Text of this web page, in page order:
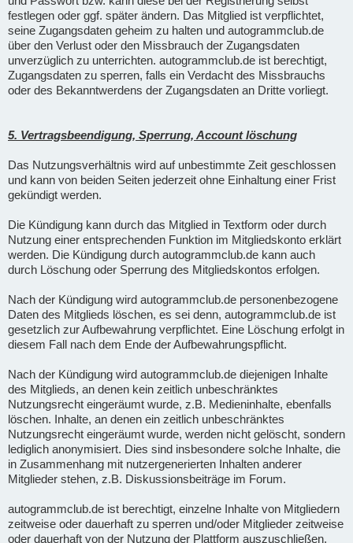
festlegen oder ggf. später ändern. Das Mitglied ist verpflichtet,
seine Zugangsdaten geheim zu halten und autogrammclub.de
über den Verlust oder den Missbrauch der Zugangsdaten
unverzüglich zu unterrichten. autogrammclub.de ist berechtigt,
Zugangsdaten zu sperren, falls ein Verdacht des Missbrauchs
oder des Bekanntwerdens der Zugangsdaten an Dritte vorliegt.
5. Vertragsbeendigung, Sperrung, Account löschung
Das Nutzungsverhältnis wird auf unbestimmte Zeit geschlossen
und kann von beiden Seiten jederzeit ohne Einhaltung einer Frist
gekündigt werden.
Die Kündigung kann durch das Mitglied in Textform oder durch
Nutzung einer entsprechenden Funktion im Mitgliedskonto erklärt
werden. Die Kündigung durch autogrammclub.de kann auch
durch Löschung oder Sperrung des Mitgliedskontos erfolgen.
Nach der Kündigung wird autogrammclub.de personenbezogene
Daten des Mitglieds löschen, es sei denn, autogrammclub.de ist
gesetzlich zur Aufbewahrung verpflichtet. Eine Löschung erfolgt in
diesem Fall nach dem Ende der Aufbewahrungspflicht.
Nach der Kündigung wird autogrammclub.de diejenigen Inhalte
des Mitglieds, an denen kein zeitlich unbeschränktes
Nutzungsrecht eingeräumt wurde, z.B. Medieninhalte, ebenfalls
löschen. Inhalte, an denen ein zeitlich unbeschränktes
Nutzungsrecht eingeräumt wurde, werden nicht gelöscht, sondern
lediglich anonymisiert. Dies sind insbesondere solche Inhalte, die
in Zusammenhang mit nutzergenerierten Inhalten anderer
Mitglieder stehen, z.B. Diskussionsbeiträge im Forum.
autogrammclub.de ist berechtigt, einzelne Inhalte von Mitgliedern
zeitweise oder dauerhaft zu sperren und/oder Mitglieder zeitweise
oder dauerhaft von der Nutzung der Plattform auszuschließen,